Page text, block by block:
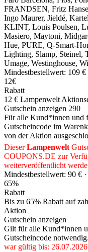
FRANDSEN, Fritz
Ingo Maurer, Jieldé,
KLINT, Louis Poulsen,
Masiero, Maytoni,
Hue, PURE, Q-Smart-
Lighting, Slamp, Steinel,
Umage, Westinghouse,
Mindestbestellwert: 109 €
12€
Rabatt
12 € Lampenwelt
Gutschein anzeigen 290
Für alle Kund*innen und
Gutscheincode im
von der Aktion
DieserLampenwelt
COUPONS.DE zur
weiterveröffentlicht
Mindestbestellwert: 90 € ·
65%
Rabatt
Bis zu 65% Rabatt auf
Aktion
Gutschein anzeigen
Gilt für alle Kund*innen
Gutscheincode
war gültig bis: 26.07.2026